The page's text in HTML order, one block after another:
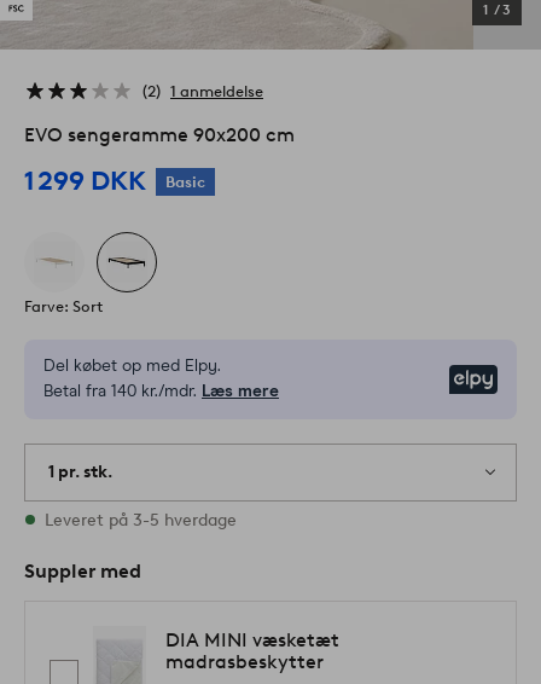
1 /3
2 1 anmeldelse
EVO sengeramme 90x200 cm
1 299 DKK Basic
Farve: Sort
Del købet op med Elpy.
Betal fra 140 kr./mdr. Læs mere
1 pr. stk.
På lager
Leveret på 3-5 hverdage
Suppler med
DIA MINI væsketæt
madrasbeskytter